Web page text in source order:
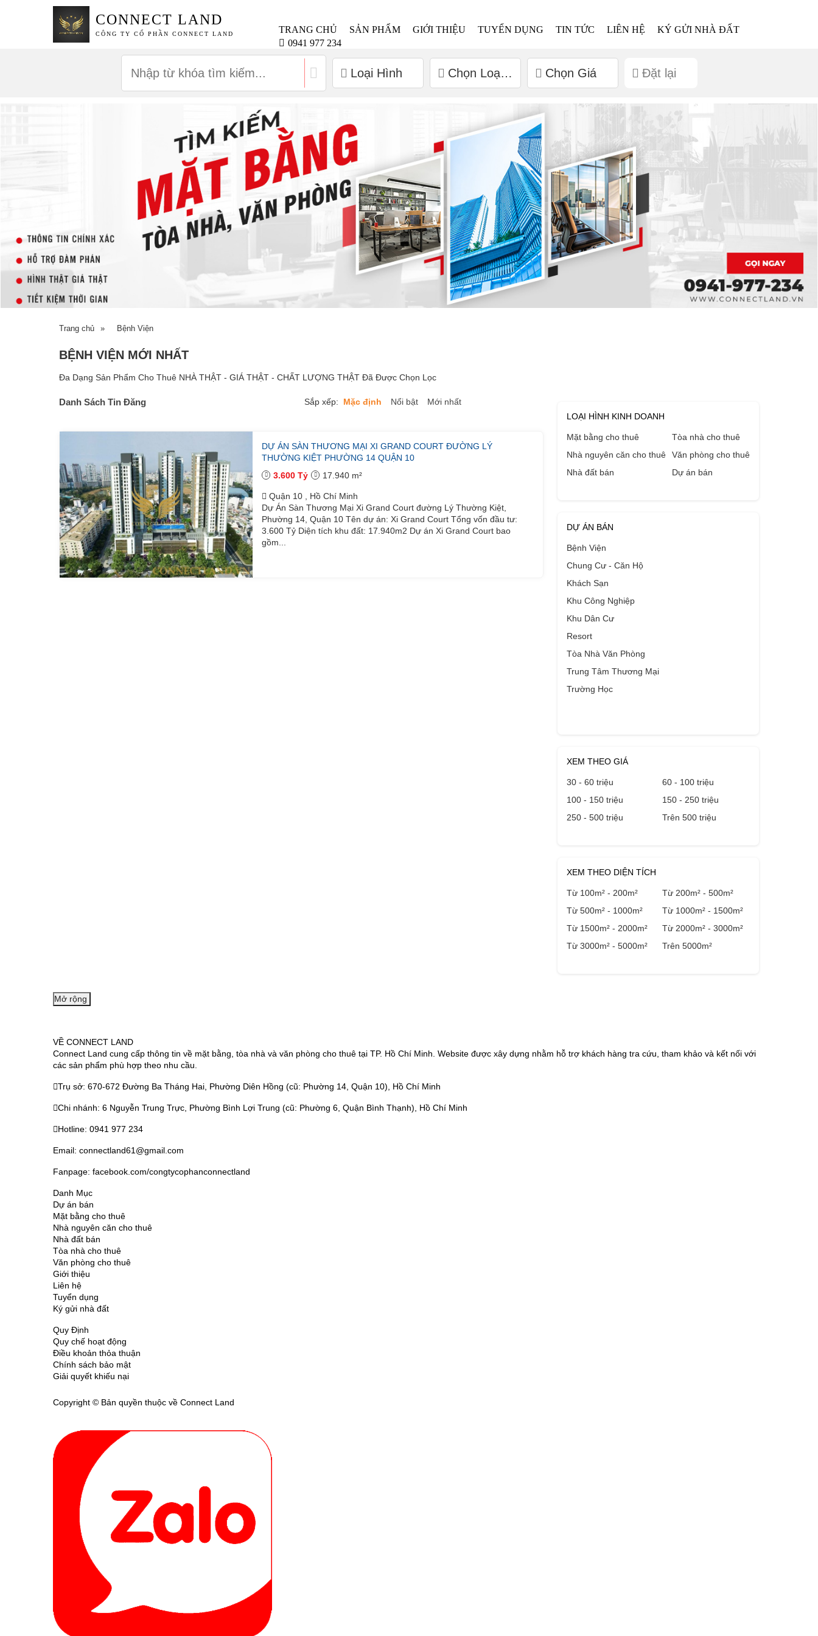
CONNECT LAND
CÔNG TY CỔ PHẦN CONNECT LAND TRANG CHỦ SẢN PHẨM GIỚI THIỆU TUYỂN DỤNG TIN TỨC LIÊN HỆ
KÝ GỬI NHÀ ĐẤT
0941 977 234
Loại Hình Chọn Loại Dự Án Chọn Giá Đặt lại
Trang chủ » Bệnh Viện
BỆNH VIỆN MỚI NHẤT
Đa Dạng Sản Phẩm Cho Thuê NHÀ THẬT - GIÁ THẬT - CHẤT LƯỢNG THẬT Đã Được Chọn Lọc
Danh Sách Tin Đăng Sắp xếp: Mặc định Nổi bật Mới nhất
DỰ ÁN SÀN THƯƠNG MẠI XI GRAND COURT ĐƯỜNG LÝ
THƯỜNG KIỆT PHƯỜNG 14 QUẬN 10
3.600 Tỷ
17.940 m²
Quận 10 , Hồ Chí Minh
Dự Án Sàn Thương Mại Xi Grand Court đường Lý Thường Kiệt,
Phường 14, Quận 10 Tên dự án: Xi Grand Court Tổng vốn đầu tư:
3.600 Tỷ Diện tích khu đất: 17.940m2 Dự án Xi Grand Court bao
gồm...
LOẠI HÌNH KINH DOANH
Mặt bằng cho thuê
Nhà nguyên căn cho thuê
Nhà đất bán
Tòa nhà cho thuê
Văn phòng cho thuê
Dự án bán
DỰ ÁN BÁN
Bệnh Viện
Chung Cư - Căn Hộ
Khách Sạn
Khu Công Nghiệp
Khu Dân Cư
Resort
Tòa Nhà Văn Phòng
Trung Tâm Thương Mại
Trường Học
XEM THEO GIÁ
30 - 60 triệu
60 - 100 triệu
100 - 150 triệu
150 - 250 triệu
250 - 500 triệu
Trên 500 triệu
XEM THEO DIỆN TÍCH
Từ 100m² - 200m²
Từ 200m² - 500m²
Từ 500m² - 1000m²
Từ 1000m² - 1500m²
Từ 1500m² - 2000m²
Từ 2000m² - 3000m²
Từ 3000m² - 5000m²
Trên 5000m²
Mở rộng
VỀ CONNECT LAND
Connect Land cung cấp thông tin về mặt bằng, tòa nhà và văn phòng cho thuê tại TP. Hồ Chí Minh. Website được xây dựng nhằm hỗ trợ khách hàng tra cứu, tham khảo và kết nối với
các sản phẩm phù hợp theo nhu cầu.
Trụ sở: 670-672 Đường Ba Tháng Hai, Phường Diên Hồng (cũ: Phường 14, Quận 10), Hồ Chí Minh
Chi nhánh: 6 Nguyễn Trung Trực, Phường Bình Lợi Trung (cũ: Phường 6, Quận Bình Thạnh), Hồ Chí Minh
Hotline: 0941 977 234
Email: connectland61@gmail.com
Fanpage: facebook.com/congtycophanconnectland
Danh Mục
Dự án bán
Mặt bằng cho thuê
Nhà nguyên căn cho thuê
Nhà đất bán
Tòa nhà cho thuê
Văn phòng cho thuê
Giới thiệu
Liên hệ
Tuyển dụng
Ký gửi nhà đất
Quy Định
Quy chế hoạt động
Điều khoản thỏa thuận
Chính sách bảo mật
Giải quyết khiếu nại
Copyright © Bản quyền thuộc về Connect Land